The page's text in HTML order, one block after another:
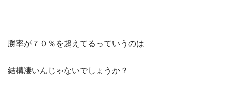
勝率が７０％を超えてるっていうのは
結構凄いんじゃないでしょうか？